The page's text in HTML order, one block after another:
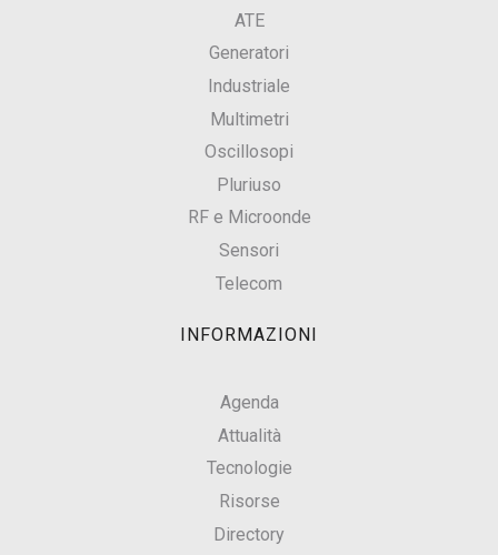
ATE
Generatori
Industriale
Multimetri
Oscillosopi
Pluriuso
RF e Microonde
Sensori
Telecom
INFORMAZIONI
Agenda
Attualità
Tecnologie
Risorse
Directory